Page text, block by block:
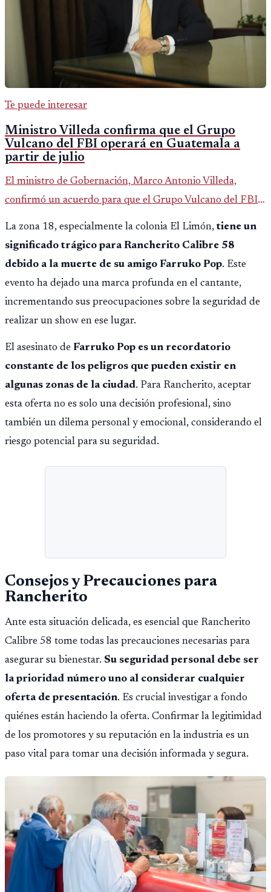
Te puede interesar
Ministro Villeda confirma que el Grupo
Vulcano del FBI operará en Guatemala a
partir de julio
El ministro de Gobernación, Marco Antonio Villeda,
confirmó un acuerdo para que el Grupo Vulcano del FBI
opere en Guatemala a partir de julio, tras un intento
fallido con la administración anterior del Ministerio
Público.
La zona 18, especialmente la colonia El Limón,tiene un
significado trágico para Rancherito Calibre 58
debido a la muerte de su amigo Farruko Pop. Este
evento ha dejado una marca profunda en el cantante,
incrementando sus preocupaciones sobre la seguridad de
realizar un show en ese lugar.
El asesinato de Farruko Pop es un recordatorio
constante de los peligros que pueden existir en
algunas zonas de la ciudad. Para Rancherito, aceptar
esta oferta no es solo una decisión profesional, sino
también un dilema personal y emocional, considerando el
riesgo potencial para su seguridad.
Consejos y Precauciones para
Rancherito
Ante esta situación delicada, es esencial que Rancherito
Calibre 58 tome todas las precauciones necesarias para
asegurar su bienestar. Su seguridad personal debe ser
la prioridad número uno al considerar cualquier
oferta de presentación. Es crucial investigar a fondo
quiénes están haciendo la oferta. Confirmar la legitimidad
de los promotores y su reputación en la industria es un
paso vital para tomar una decisión informada y segura.